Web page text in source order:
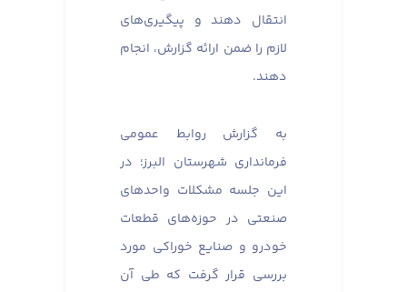
انتقال دهند و پیگیری‌های
لازم را ضمن ارائه گزارش، انجام
دهند.
به گزارش روابط عمومی
فرمانداری شهرستان البرز؛ در
این جلسه مشکلات واحدهای
صنعتی در حوزه‌های قطعات
خودرو و صنایع خوراکی مورد
بررسی قرار گرفت که طی آن